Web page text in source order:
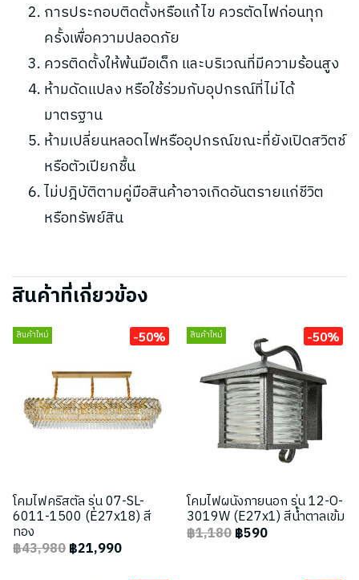
การประกอบติดตั้งหรือแก้ไข ควรตัดไฟก่อนทุก
ครั้งเพื่อความปลอดภัย
ควรติดตั้งให้พ้นมือเด็ก และบริเวณที่มีความร้อนสูง
ห้ามดัดแปลง หรือใช้ร่วมกับอุปกรณ์ที่ไม่ได้
มาตรฐาน
ห้ามเปลี่ยนหลอดไฟหรืออุปกรณ์ขณะที่ยังเปิดสวิตช์
หรือตัวเปียกชื้น
ไม่ปฎิบัติตามคู่มือสินค้าอาจเกิดอันตรายแก่ชีวิต
หรือทรัพย์สิน
สินค้าที่เกี่ยวข้อง
สินค้าใหม่ -50%
โคมไฟคริสตัล รุ่น 07-SL-
6011-1500 (E27x18) สี
ทอง
฿43,980฿21,990
สินค้าใหม่ -50%
โคมไฟผนังภายนอก รุ่น 12-O-
3019W (E27x1) สีน้ำตาลเข้ม
฿1,180฿590